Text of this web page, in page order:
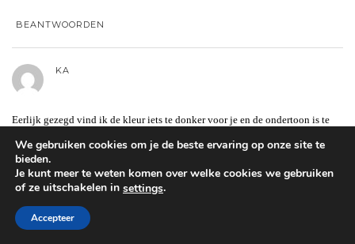
BEANTWOORDEN
KA
Eerlijk gezegd vind ik de kleur iets te donker voor je en de ondertoon is te
glimt ook nog eens heel erg. Ik heb betere foundations bij je zien staan
BEANTWOORDEN
NATASJA
We gebruiken cookies om je de beste ervaring op onze site te
bieden.
Je kunt meer te weten komen over welke cookies we gebruiken
of ze uitschakelen in settings.
Accepteer